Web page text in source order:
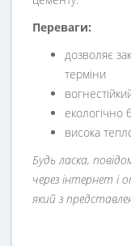
Переваги:
дозволяє
терміни
екологічно
висока
Будь ласка,
через інтернет і
який з